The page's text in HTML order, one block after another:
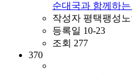
순대국과 함께하
작성자 평택팽성
등록일 10-23
조회 277
370